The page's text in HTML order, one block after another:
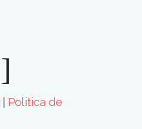
| Politica de